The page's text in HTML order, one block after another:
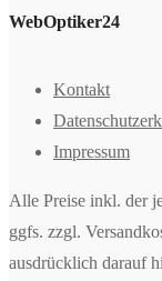
WebOptiker24
Kontakt
Impressum
Alle Preise inkl. der
ggfs. zzgl.
ausdrücklich darauf